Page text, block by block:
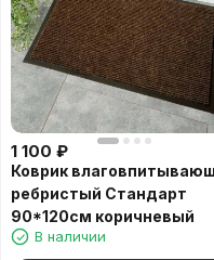
1 100 ₽
Коврик
ребристый Стандарт
90*120см коричневый
В наличии